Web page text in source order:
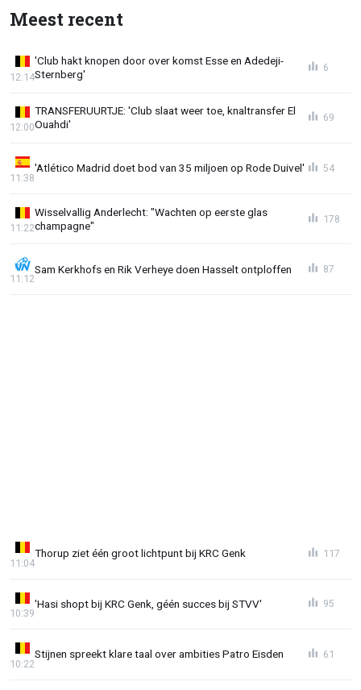
Meest recent
'Club hakt knopen door over komst Esse en Adedeji-
Sternberg'
12:14
6
TRANSFERUURTJE: 'Club slaat weer toe, knaltransfer El
Ouahdi'
12:00
69
'Atlético Madrid doet bod van 35 miljoen op Rode Duivel'
11:38
54
Wisselvallig Anderlecht: "Wachten op eerste glas
champagne"
11:22
178
Sam Kerkhofs en Rik Verheye doen Hasselt ontploffen
11:12
87
Thorup ziet één groot lichtpunt bij KRC Genk
11:04
117
'Hasi shopt bij KRC Genk, géén succes bij STVV'
10:39
95
Stijnen spreekt klare taal over ambities Patro Eisden
10:22
61